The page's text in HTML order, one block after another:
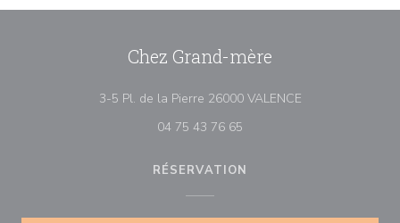
Chez Grand-mère
3-5 Pl. de la Pierre 26000 VALENCE((ouvre une
04 75 43 76 65
RÉSERVATION